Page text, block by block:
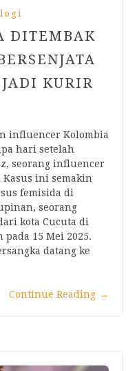
DITEMBAK
KURIR
influencer Kolombia
hari setelah
seorang influencer
Kasus ini semakin
femisida di
seorang
kota Cucuta di
15 Mei 2025.
datang ke
Continue Reading →